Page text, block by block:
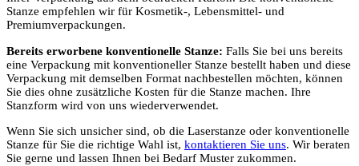
Stanze empfehlen wir für Kosmetik-, Lebensmittel- und
Premiumverpackungen.
Bereits erworbene konventionelle Stanze: Falls Sie bei uns bereits
eine Verpackung mit konventioneller Stanze bestellt haben und diese
Verpackung mit demselben Format nachbestellen möchten, können
Sie dies ohne zusätzliche Kosten für die Stanze machen. Ihre
Stanzform wird von uns wiederverwendet.
Wenn Sie sich unsicher sind, ob die Laserstanze oder konventionelle
Stanze für Sie die richtige Wahl ist, kontaktieren Sie uns. Wir beraten
Sie gerne und lassen Ihnen bei Bedarf Muster zukommen.